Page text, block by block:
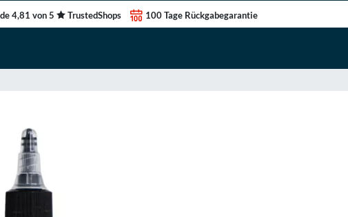
4,81 von 5 TrustedShops 100 Tage Rückgabegarantie